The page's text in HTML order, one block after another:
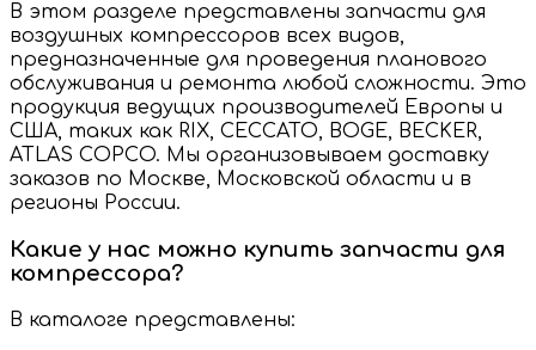
В этом разделе представлены запчасти для
воздушных компрессоров всех видов,
предназначенные для проведения планового
обслуживания и ремонта любой сложности. Это
продукция ведущих производителей Европы и
США, таких как RIX, CECCATO, BOGE, BECKER,
ATLAS COPCO. Мы организовываем доставку
заказов по Москве, Московской области и в
регионы России.
Какие у нас можно купить запчасти для
компрессора?
В каталоге представлены: